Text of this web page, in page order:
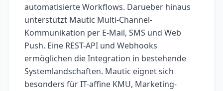
automatisierte Workflows. Darueber hinaus
unterstützt Mautic Multi-Channel-
Kommunikation per E-Mail, SMS und Web
Push. Eine REST-API und Webhooks
ermöglichen die Integration in bestehende
Systemlandschaften. Mautic eignet sich
besonders für IT-affine KMU, Marketing-